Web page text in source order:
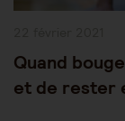
Quand
et de rester